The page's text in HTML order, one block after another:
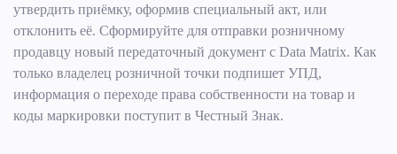
утвердить приёмку, оформив специальный акт, или
отклонить её. Сформируйте для отправки розничному
продавцу новый передаточный документ с Data Matrix. Как
только владелец розничной точки подпишет УПД,
информация о переходе права собственности на товар и
коды маркировки поступит в Честный Знак.